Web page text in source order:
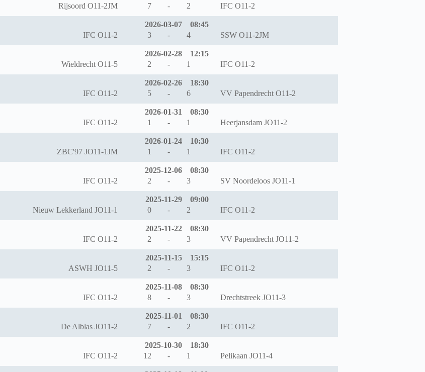
Rijsoord O11-2JM
7 - 2 IFC O11-2
2026-03-07
08:45
IFC O11-2
3 - 4 SSW O11-2JM
2026-02-28
12:15
Wieldrecht O11-5
2 - 1 IFC O11-2
2026-02-26
18:30
IFC O11-2
5 - 6 VV Papendrecht O11-2
2026-01-31
08:30
IFC O11-2
1 - 1 Heerjansdam JO11-2
2026-01-24
10:30
ZBC'97 JO11-1JM
1 - 1 IFC O11-2
2025-12-06
08:30
IFC O11-2
2 - 3 SV Noordeloos JO11-1
2025-11-29
09:00
Nieuw Lekkerland JO11-1
0 - 2 IFC O11-2
2025-11-22
08:30
IFC O11-2
2 - 3 VV Papendrecht JO11-2
2025-11-15
15:15
ASWH JO11-5
2 - 3 IFC O11-2
2025-11-08
08:30
IFC O11-2
8 - 3 Drechtstreek JO11-3
2025-11-01
08:30
De Alblas JO11-2
7 - 2 IFC O11-2
2025-10-30
18:30
IFC O11-2
12 - 1 Pelikaan JO11-4